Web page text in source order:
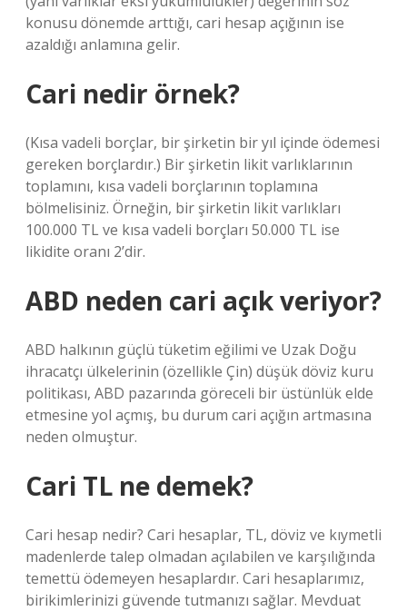
konusu dönemde arttığı, cari hesap açığının ise
azaldığı anlamına gelir.
Cari nedir örnek?
(Kısa vadeli borçlar, bir şirketin bir yıl içinde ödemesi
gereken borçlardır.) Bir şirketin likit varlıklarının
toplamını, kısa vadeli borçlarının toplamına
bölmelisiniz. Örneğin, bir şirketin likit varlıkları
100.000 TL ve kısa vadeli borçları 50.000 TL ise
likidite oranı 2’dir.
ABD neden cari açık veriyor?
ABD halkının güçlü tüketim eğilimi ve Uzak Doğu
ihracatçı ülkelerinin (özellikle Çin) düşük döviz kuru
politikası, ABD pazarında göreceli bir üstünlük elde
etmesine yol açmış, bu durum cari açığın artmasına
neden olmuştur.
Cari TL ne demek?
Cari hesap nedir? Cari hesaplar, TL, döviz ve kıymetli
madenlerde talep olmadan açılabilen ve karşılığında
temettü ödemeyen hesaplardır. Cari hesaplarımız,
birikimlerinizi güvende tutmanızı sağlar. Mevduat